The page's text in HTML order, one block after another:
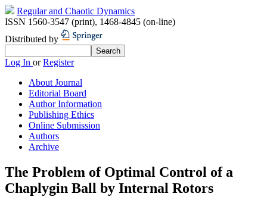
Regular and Chaotic Dynamics
ISSN 1560-3547 (print), 1468-4845 (on-line)
Distributed by
Log In orRegister
About Journal
Editorial Board
Author Information
Publishing Ethics
Online Submission
Authors
Archive
The Problem of Optimal Control of a
Chaplygin Ball by Internal Rotors